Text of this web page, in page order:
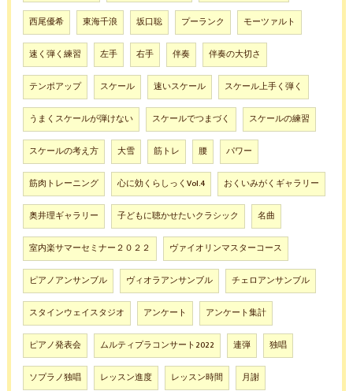
西尾優希 東海千浪 坂口聡 プーランク モーツァルト
速く弾く練習 左手 右手 伴奏 伴奏の大切さ
テンポアップ スケール 速いスケール スケール上手く弾く
うまくスケールが弾けない スケールでつまづく スケールの練習
スケールの考え方 大雪 筋トレ 腰 パワー
筋肉トレーニング 心に効くらしっくVol.4 おくいみがくギャラリー
奥井理ギャラリー 子どもに聴かせたいクラシック 名曲
室内楽サマーセミナー２０２２ ヴァイオリンマスターコース
ピアノアンサンブル ヴィオラアンサンブル チェロアンサンブル
スタインウェイスタジオ アンケート アンケート集計
ピアノ発表会 ムルティプラコンサート2022 連弾 独唱
ソプラノ独唱 レッスン進度 レッスン時間 月謝